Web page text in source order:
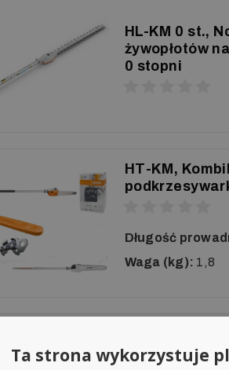
HL-KM 0 st.,
żywopłotów
0 stopni
HT-KM,
Długość
Waga (kg): 1,8
Ta strona wykorzystuje